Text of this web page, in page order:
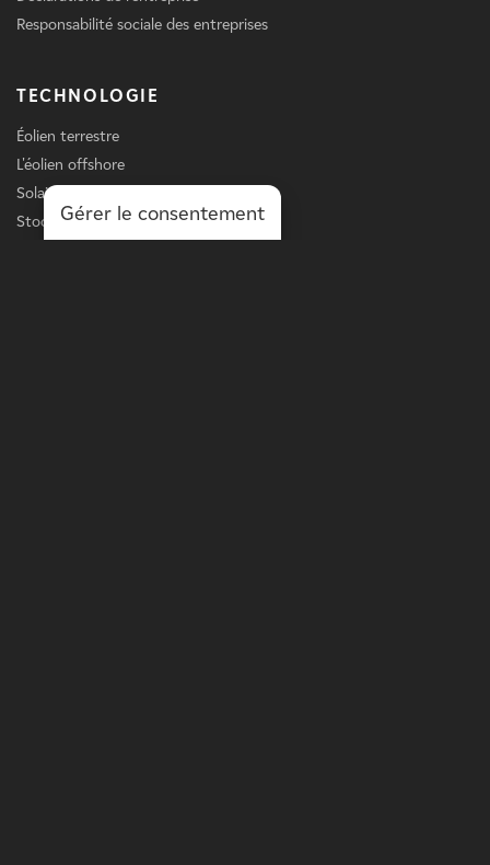
Responsabilité sociale des entreprises
TECHNOLOGIE
Éolien terrestre
L'éolien offshore
Solaire
StockageGérer le consentement